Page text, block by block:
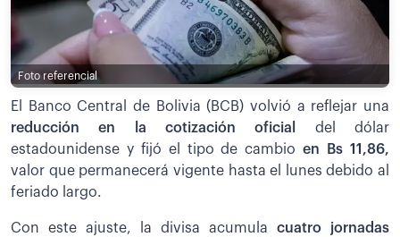
Foto referencial
El Banco Central de Bolivia (BCB) volvió a reflejar una
reducción en la cotización oficial
del dólar
estadounidense y fijó el tipo de cambio en Bs 11,86,
valor que permanecerá vigente hasta el lunes debido al
feriado largo.
Con este ajuste, la divisa acumula cuatro jornadas